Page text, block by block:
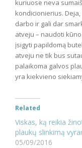
kuriuose neva
kondicionierius.
darbo ir gali dar
atveju – naudoti
įsigyti papildomą
atveju ne tik bus
palaikoma galvos
yra kiekvieno
Related
Viskas, ką reikia
plaukų slinkimą
05/09/2016